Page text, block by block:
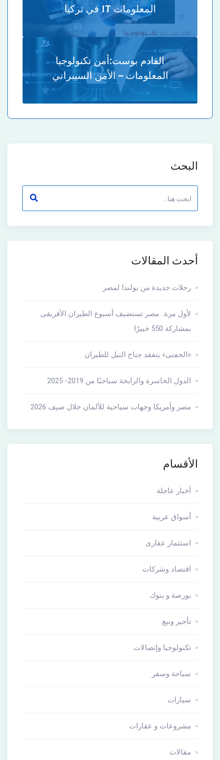
المعلومات IT في تركيا
القادم بوست:أمن تكنولوجيا
المعلومات – الأمن السيبراني
البحث
أحدث المقالات
رحلات جديدة من بولندا لمصر
لأول مرة.. مصر تستضيف أسبوع الطيران الأفريقى
بمشاركة 550 خبيرًا
«الحفنى» يتفقد جناح النيل للطيران
الدول الخاسرة والرابحة سياحيًا من 2019- 2025
مصر وأمريكا وجهات سياحية للألمان خلال صيف 2026
الأقسام
أخبار عاجلة
أسواق عربية
استثمار عقارى
اقتصاد وشركات
بورصة و بنوك
تأجير وبيع
تكنولوجيا وإتصالات
سياحة وسفر
سيارات
مشروعات و عقارات
مقالات